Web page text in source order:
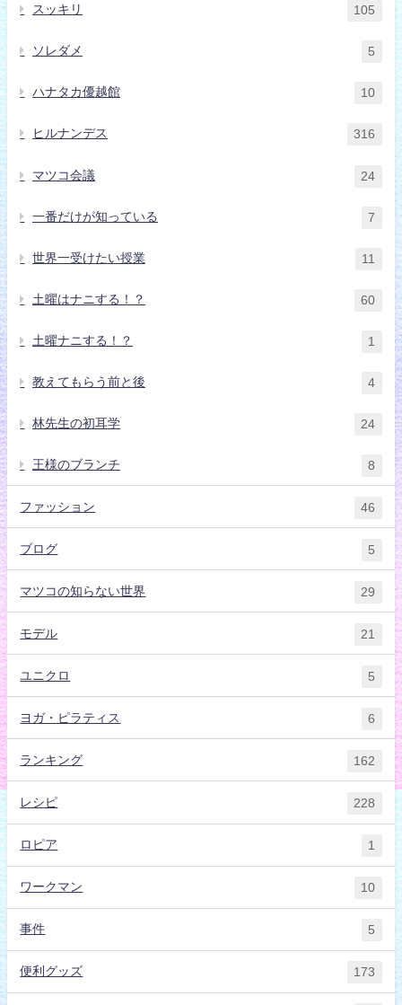
スッキリ 105
ソレダメ 5
ハナタカ優越館 10
ヒルナンデス 316
マツコ会議 24
一番だけが知っている 7
世界一受けたい授業 11
土曜はナニする！？ 60
土曜ナニする！？ 1
教えてもらう前と後 4
林先生の初耳学 24
王様のブランチ 8
ファッション 46
ブログ 5
マツコの知らない世界 29
モデル 21
ユニクロ 5
ヨガ・ピラティス 6
ランキング 162
レシピ 228
ロピア 1
ワークマン 10
事件 5
便利グッズ 173